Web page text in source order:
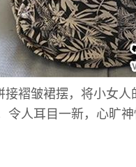
皱裙摆，将小女人
令人耳目一新，心旷